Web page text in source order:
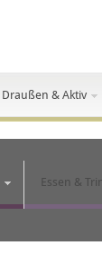
Draußen & Aktiv
Essen &